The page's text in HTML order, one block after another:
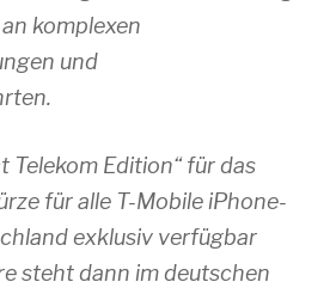
komplexen
und
Telekom Edition“ für das
für alle T-Mobile iPhone-
exklusiv verfügbar
steht dann im deutschen